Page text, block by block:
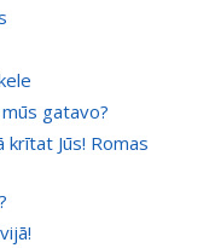
gatavo?
Jūs! Romas